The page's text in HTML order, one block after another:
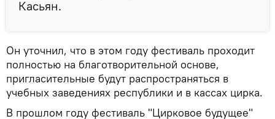
Касьян.
Он уточнил, что в этом году фестиваль проходит
полностью на благотворительной основе,
пригласительные будут распространяться в
учебных заведениях республики и в кассах цирка.
В прошлом году фестиваль "Цирковое будущее"